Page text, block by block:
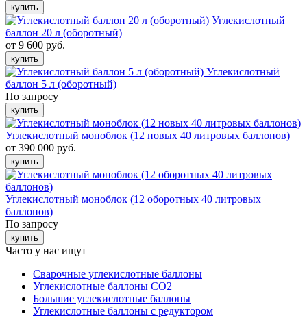
купить
Углекислотный
баллон 20 л (оборотный)
от 9 600 руб.
купить
Углекислотный
баллон 5 л (оборотный)
По запросу
купить
Углекислотный моноблок (12 новых 40 литровых баллонов)
от 390 000 руб.
купить
Углекислотный моноблок (12 оборотных 40 литровых
баллонов)
По запросу
купить
Часто у нас ищут
Сварочные углекислотные баллоны
Углекислотные баллоны СО2
Большие углекислотные баллоны
Углекислотные баллоны с редуктором